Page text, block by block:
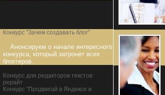
Конкурс "Зачем создавать блог"
Анонсируем о начале интересного
конкурса, который затронет всех
блоггеров.
Конкурс для редакторов текстов:
рерайт
Конкурс "Продвигай в Яндексе и